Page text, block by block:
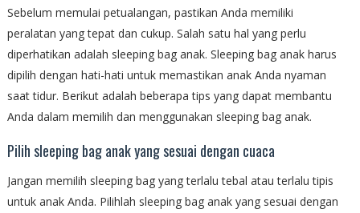
Sebelum memulai petualangan, pastikan Anda memiliki
peralatan yang tepat dan cukup. Salah satu hal yang perlu
diperhatikan adalah sleeping bag anak. Sleeping bag anak harus
dipilih dengan hati-hati untuk memastikan anak Anda nyaman
saat tidur. Berikut adalah beberapa tips yang dapat membantu
Anda dalam memilih dan menggunakan sleeping bag anak.
Pilih sleeping bag anak yang sesuai dengan cuaca
Jangan memilih sleeping bag yang terlalu tebal atau terlalu tipis
untuk anak Anda. Pilihlah sleeping bag anak yang sesuai dengan